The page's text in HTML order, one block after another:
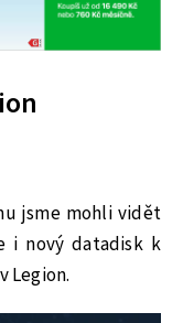
jsme mohli vidět
i nový datadisk k
Legion.